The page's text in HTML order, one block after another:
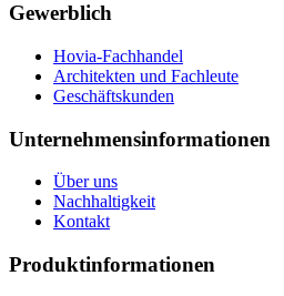
Gewerblich
Hovia-Fachhandel
Architekten und Fachleute
Geschäftskunden
Unternehmensinformationen
Über uns
Nachhaltigkeit
Kontakt
Produktinformationen